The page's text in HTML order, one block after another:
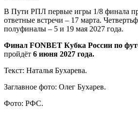
В Пути РПЛ первые игры 1/8 финала
ответные встречи – 17 марта.
полуфиналы – 5 и 19 мая 2027 года.
Финал FONBET Кубка России по
пройдёт 6 июня 2027 года.
Текст: Наталья Бухарева.
Заглавное фото: Олег Бухарев.
Фото: РФС.